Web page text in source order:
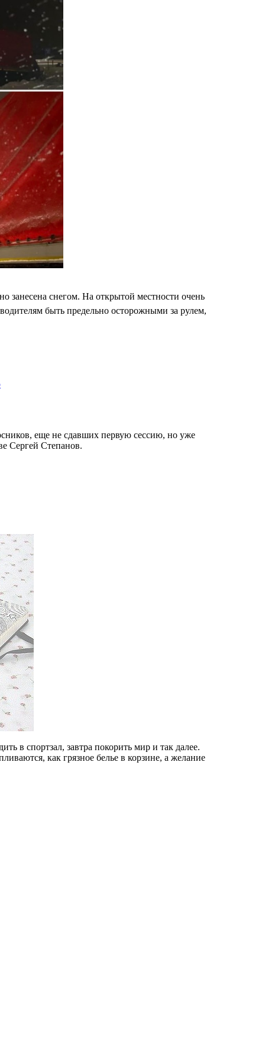
занесена снегом. На открытой местности очень
быть предельно осторожными за рулем,
еще не сдавших первую сессию, но уже
Сергей Степанов.
в спортзал, завтра покорить мир и так далее.
как грязное белье в корзине, а желание